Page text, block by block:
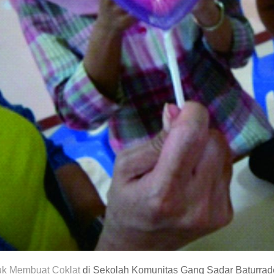
Membuat Coklat di Sekolah Komunitas Gang Sadar